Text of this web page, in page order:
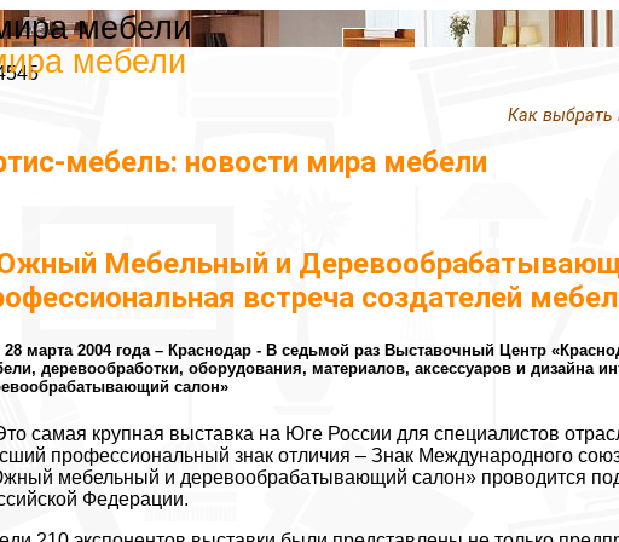
мебели
мебели
Как выбрать
мебель: новости мира мебели
Мебельный и
встреча создателей
28 марта 2004 года – Краснодар - В седьмой раз Выставочный Центр
деревообработки, оборудования, материалов, аксессуаров и дизайна
салон»
самая крупная выставка на Юге России для специалистов
профессиональный знак отличия – Знак Международного
мебельный и деревообрабатывающий салон» проводится
Федерации.